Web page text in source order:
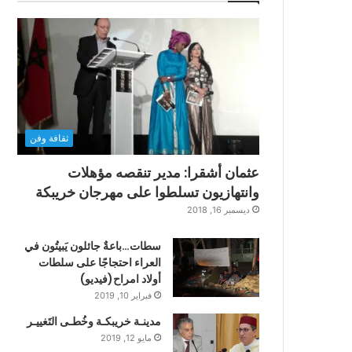
ثقافة وفن
عثمان أشقرا: مدير تنقصه مؤهلات
وانتهازيون تسلطوا على مهرجان خريبكة
ديسمبر 16, 2018
سطات…باعةٌ جائلون يَبيتُون في
العراء احتجاجًا على سلطات
أولاد امراح(فيديو)
فبراير 10, 2019
مدينـة خريبكـة وخُطـى التَغييـر
مايو 12, 2019